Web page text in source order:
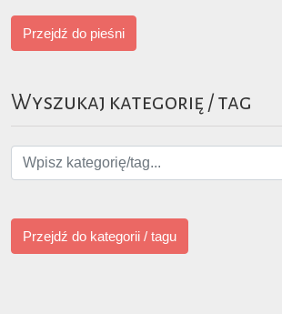
Przejdź do pieśni
Wyszukaj kategorię / tag
Przejdź do kategorii / tagu